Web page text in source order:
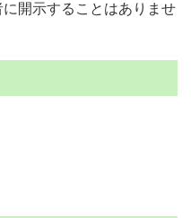
開示することはありませ